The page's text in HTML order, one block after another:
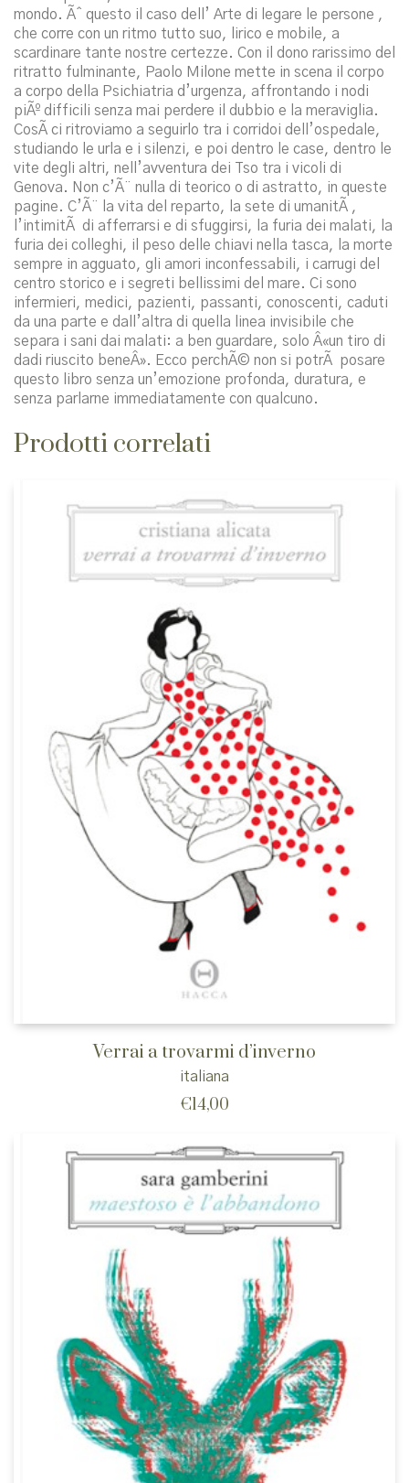
mondo. Ãˆ questo il caso dell’ Arte di legare le persone ,
che corre con un ritmo tutto suo, lirico e mobile, a
scardinare tante nostre certezze. Con il dono rarissimo del
ritratto fulminante, Paolo Milone mette in scena il corpo
a corpo della Psichiatria d’urgenza, affrontando i nodi
piÃº difficili senza mai perdere il dubbio e la meraviglia.
CosÃ­ ci ritroviamo a seguirlo tra i corridoi dell’ospedale,
studiando le urla e i silenzi, e poi dentro le case, dentro le
vite degli altri, nell’avventura dei Tso tra i vicoli di
Genova. Non c’Ã¨ nulla di teorico o di astratto, in queste
pagine. C’Ã¨ la vita del reparto, la sete di umanitÃ ,
l’intimitÃ di afferrarsi e di sfuggirsi, la furia dei malati, la
furia dei colleghi, il peso delle chiavi nella tasca, la morte
sempre in agguato, gli amori inconfessabili, i carrugi del
centro storico e i segreti bellissimi del mare. Ci sono
infermieri, medici, pazienti, passanti, conoscenti, caduti
da una parte e dall’altra di quella linea invisibile che
separa i sani dai malati: a ben guardare, solo Â«un tiro di
dadi riuscito beneÂ». Ecco perchÃ© non si potrÃ posare
questo libro senza un’emozione profonda, duratura, e
senza parlarne immediatamente con qualcuno.
Prodotti correlati
Verrai a trovarmi d’inverno
italiana
€14,00